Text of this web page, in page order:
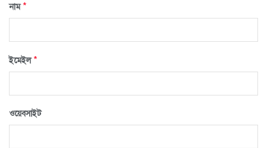
নাম*
ইমেইল*
ওয়েবসাইট